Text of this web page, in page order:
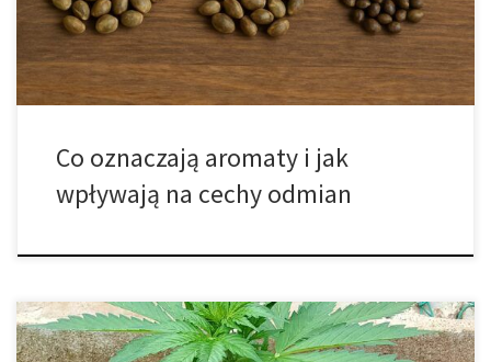
odkrywają, że określenie „nasiona konopi” obejmuje liczne
kategorie, […]
Co oznaczają aromaty i jak
wpływają na cechy odmian